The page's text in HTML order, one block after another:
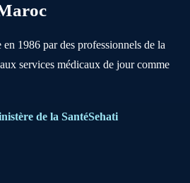
1986 par des professionnels de la
services médicaux de jour comme
de la SantéSehati